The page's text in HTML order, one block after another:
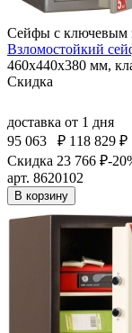
Сейфы с ключевым
Взломостойкий
460x440x380 мм,
Скидка
доставка от 1 дня
95 063
₽ 118 829 ₽
Скидка 23 766 ₽-
арт. 8620102
В корзину